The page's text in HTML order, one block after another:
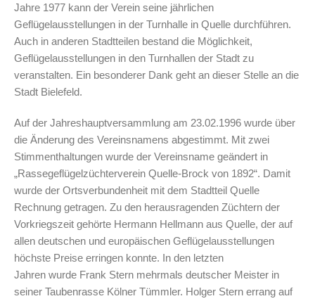
Jahre 1977 kann der Verein seine jährlichen
Geflügelausstellungen in der Turnhalle in Quelle durchführen.
Auch in anderen Stadtteilen bestand die Möglichkeit,
Geflügelausstellungen in den Turnhallen der Stadt zu
veranstalten. Ein besonderer Dank geht an dieser Stelle an die
Stadt Bielefeld.
Auf der Jahreshauptversammlung am 23.02.1996 wurde über
die Änderung des Vereinsnamens abgestimmt. Mit zwei
Stimmenthaltungen wurde der Vereinsname geändert in
„Rassegeflügelzüchterverein Quelle-Brock von 1892“. Damit
wurde der Ortsverbundenheit mit dem Stadtteil Quelle
Rechnung getragen. Zu den herausragenden Züchtern der
Vorkriegszeit gehörte Hermann Hellmann aus Quelle, der auf
allen deutschen und europäischen Geflügelausstellungen
höchste Preise erringen konnte. In den letzten
Jahren wurde Frank Stern mehrmals deutscher Meister in
seiner Taubenrasse Kölner Tümmler. Holger Stern errang auf